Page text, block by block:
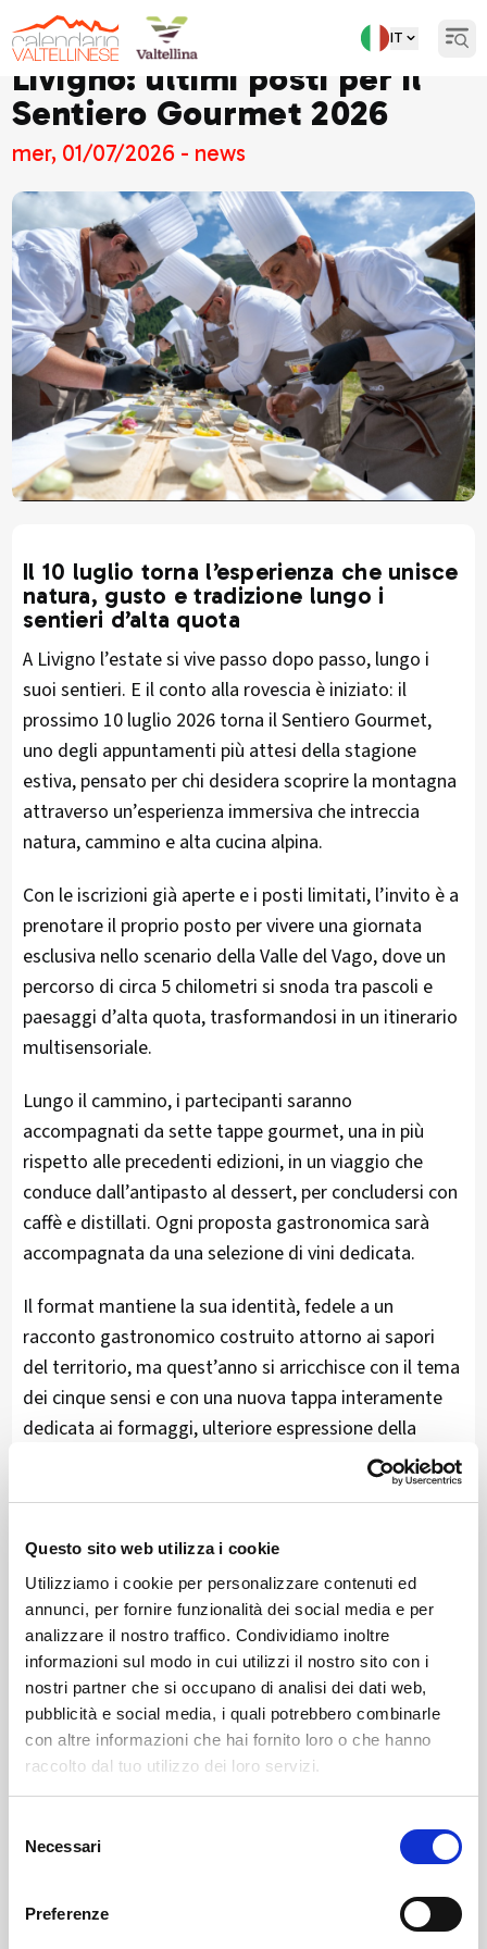
Questo sito web utilizza i cookie
Utilizziamo i cookie per personalizzare contenuti ed
annunci, per fornire funzionalità dei social media e per
analizzare il nostro traffico. Condividiamo inoltre
informazioni sul modo in cui utilizzi il nostro sito con i
nostri partner che si occupano di analisi dei dati web,
pubblicità e social media, i quali potrebbero combinarle
con altre informazioni che hai fornito loro o che hanno
raccolto dal tuo utilizzo dei loro servizi.
delNecessari
Preferenze
IT
Livigno: ultimi posti per il
Sentiero Gourmet 2026
mer, 01/07/2026 - news
Il 10 luglio torna l’esperienza che unisce
natura, gusto e tradizione lungo i
sentieri d’alta quota
A Livigno l’estate si vive passo dopo passo, lungo i
suoi sentieri. E il conto alla rovescia è iniziato: il
prossimo 10 luglio 2026 torna il Sentiero Gourmet,
uno degli appuntamenti più attesi della stagione
estiva, pensato per chi desidera scoprire la montagna
attraverso un’esperienza immersiva che intreccia
natura, cammino e alta cucina alpina.
Con le iscrizioni già aperte e i posti limitati, l’invito è a
prenotare il proprio posto per vivere una giornata
esclusiva nello scenario della Valle del Vago, dove un
percorso di circa 5 chilometri si snoda tra pascoli e
paesaggi d’alta quota, trasformandosi in un itinerario
multisensoriale.
Lungo il cammino, i partecipanti saranno
accompagnati da sette tappe gourmet, una in più
rispetto alle precedenti edizioni, in un viaggio che
conduce dall’antipasto al dessert, per concludersi con
caffè e distillati. Ogni proposta gastronomica sarà
accompagnata da una selezione di vini dedicata.
Il format mantiene la sua identità, fedele a un
racconto gastronomico costruito attorno ai sapori
del territorio, ma quest’anno si arricchisce con il tema
dei cinque sensi e con una nuova tappa interamente
dedicata ai formaggi, ulteriore espressione della
A rendere ancora più coinvolgente l’esperienza
saranno anche le esibizioni del Gruppo Folk di Livigno
e del gruppo dei Costumi Caratteristici, che
accompagneranno il percorso con musica,
rappresentazioni e momenti tipici, contribuendo a
creare un’atmosfera autentica e immersiva.
Protagonista dell’iniziativa è l’Associazione Cuochi e
Pasticceri di Livigno, che firma ogni tappa con una
proposta gastronomica capace di valorizzare i
contemporanea e una forte identità locale.
Il Sentiero Gourmet si conferma così uno degli eventi
simbolo dell’estate livignasca: un’esperienza che